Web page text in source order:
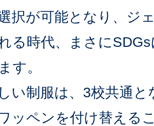
択が可能となり、ジ
る時代、まさに
す。
い制服は、3校共通
ッペンを付け替える